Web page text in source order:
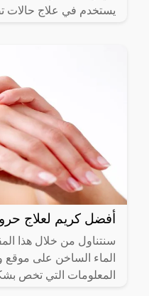
يستخدم في علاج حالات
أفضل كريم لعلاج حروق
سنتناول من خلال هذا
الماء الساخن على
المعلومات التي تخص